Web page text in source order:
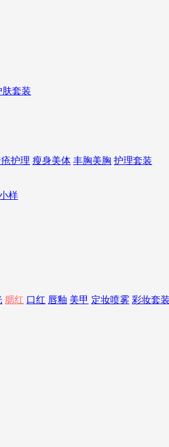
肤套装
护理 瘦身美体 丰胸美胸 护理套装
样
腮红 口红 唇釉 美甲 定妆喷雾 彩妆套